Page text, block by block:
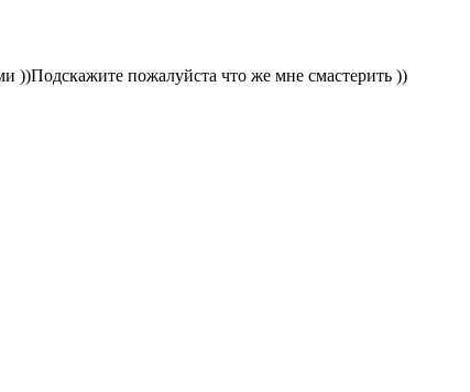
))Подскажите пожалуйста что же мне смастерить ))